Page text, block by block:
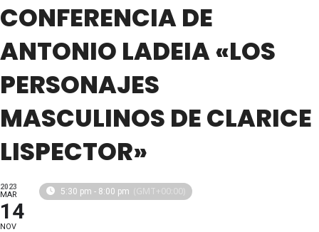
CONFERENCIA DE
ANTONIO LADEIA «LOS
PERSONAJES
MASCULINOS DE CLARICE
LISPECTOR»
2023
MAR
14
NOV
5:30 pm - 8:00 pm (GMT+00:00)